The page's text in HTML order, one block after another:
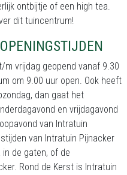
ontbijtje of een high tea.
dit tuincentrum!
vrijdag geopend vanaf 9.30
om 9.00 uur open. Ook heeft
dan gaat het
en vrijdagavond
van Intratuin
van Intratuin Pijnacker
in de gaten, of de
Rond de Kerst is Intratuin